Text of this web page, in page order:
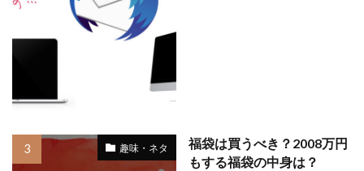
趣味・ネタ
福袋は買うべき？2008万円
もする福袋の中身は？